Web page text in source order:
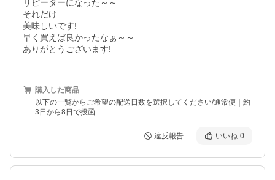
リピーターになった～～
それだけ……
美味しいです!
早く買えば良かったなぁ～～
ありがとうございます!
購入した商品
以下の一覧からご希望の配送日数を選択してください/通常便｜約
3日から8日で投函
違反報告 いいね 0